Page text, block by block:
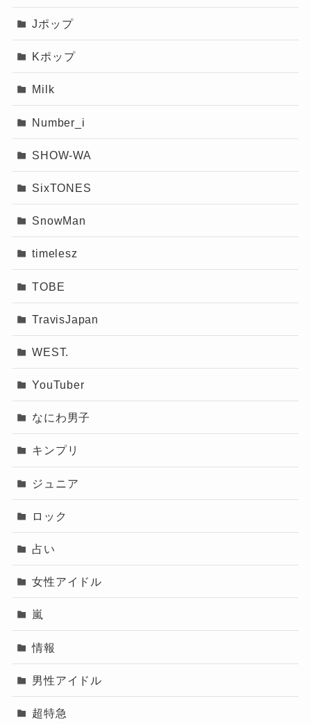
Jポップ
Kポップ
Milk
Number_i
SHOW-WA
SixTONES
SnowMan
timelesz
TOBE
TravisJapan
WEST.
YouTuber
なにわ男子
キンプリ
ジュニア
ロック
占い
女性アイドル
嵐
情報
男性アイドル
超特急